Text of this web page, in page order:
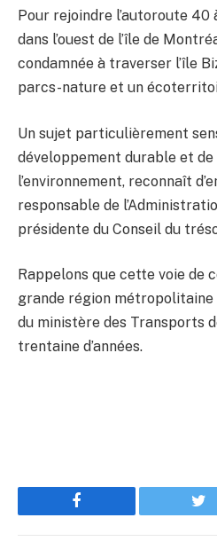
Pour rejoindre l’autoroute 40
dans l’ouest de l’île de
condamnée à traverser l’île
parcs-nature et un
Un sujet particulièrement
développement durable et
l’environnement, reconnaît
responsable de
présidente du Conseil du
Rappelons que cette voie de
grande région
du ministère des Transports
trentaine d’années.
Facebook